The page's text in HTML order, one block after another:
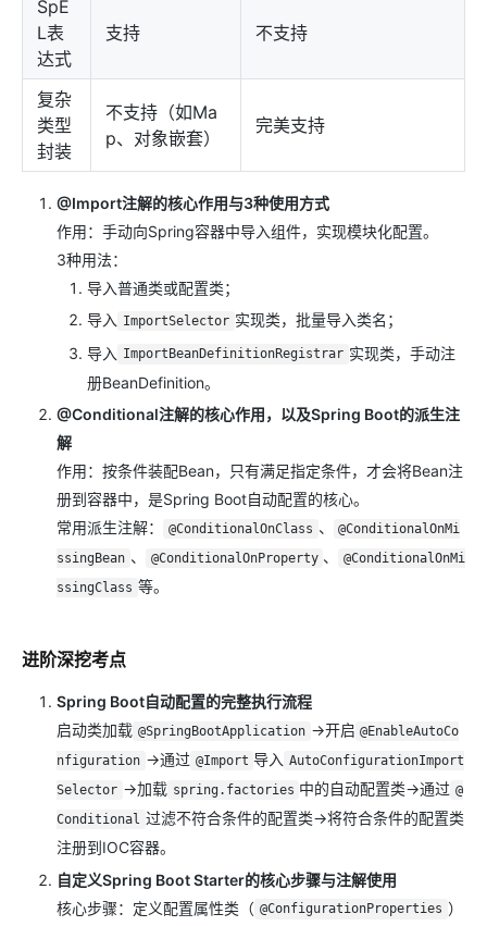
SpE
L表
达式
支持 不支持
复杂
类型
封装
不支持（如Ma
p、对象嵌套）
完美支持
@Import注解的核心作用与3种使用方式
作用：手动向Spring容器中导入组件，实现模块化配置。
3种用法：
导入普通类或配置类；
导入 ImportSelector 实现类，批量导入类名；
导入 ImportBeanDefinitionRegistrar 实现类，手动注
册BeanDefinition。
@Conditional注解的核心作用，以及Spring Boot的派生注
解
作用：按条件装配Bean，只有满足指定条件，才会将Bean注
册到容器中，是Spring Boot自动配置的核心。
常用派生注解：
@ConditionalOnClass 、
@ConditionalOnMi
ssingBean 、 @ConditionalOnProperty 、
@ConditionalOnMi
ssingClass 等。
进阶深挖考点
Spring Boot自动配置的完整执行流程
启动类加载 @SpringBootApplication →开启 @EnableAutoCo
nfiguration →通过 @Import 导入 AutoConfigurationImport
Selector →加载 spring.factories 中的自动配置类→通过 @
Conditional 过滤不符合条件的配置类→将符合条件的配置类
注册到IOC容器。
自定义Spring Boot Starter的核心步骤与注解使用
核心步骤：定义配置属性类（ @ConfigurationProperties ）